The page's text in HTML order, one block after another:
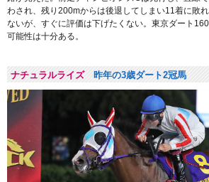
わされ、残り200mからは後退してしまい11着に敗
ないが、すぐに評価は下げたくない。東京ダート
可能性は十分ある。
ナチュラルライズ昨年の3歳ダート2冠馬